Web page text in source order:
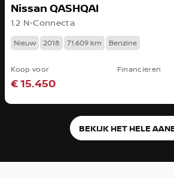
Nissan QASHQAI
1.2 N-Connecta
Nieuw 2018 71.609 km Benzine
Koop voor
€ 15.450
Financieren
BEKIJK HET HELE